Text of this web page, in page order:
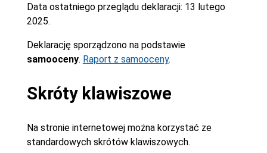
Data ostatniego przeglądu deklaracji: 13 lutego
2025.
Deklarację sporządzono na podstawie
samooceny. Raport z samooceny.
Skróty klawiszowe
Na stronie internetowej można korzystać ze
standardowych skrótów klawiszowych.